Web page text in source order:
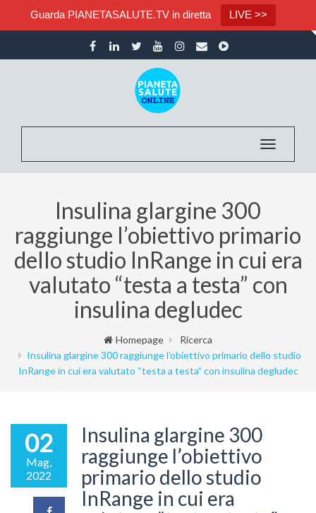
Guarda PIANETASALUTE.TV in diretta LIVE >>
Toggle
Insulina glargine 300
raggiunge l’obiettivo primario
dello studio InRange in cui era
valutato “testa a testa” con
insulina degludec
Homepage
Ricerca
Insulina glargine 300 raggiunge l’obiettivo primario dello studio
InRange in cui era valutato “testa a testa” con insulina degludec
02
Mag,
2022
Insulina glargine 300
raggiunge l’obiettivo
primario dello studio
InRange in cui era